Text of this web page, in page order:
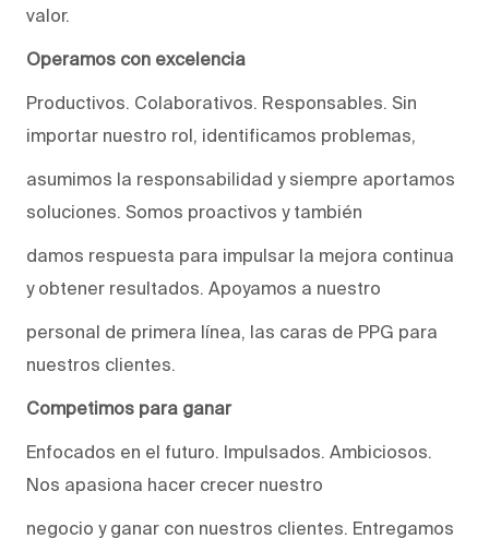
valor.
Operamos con excelencia
Productivos. Colaborativos. Responsables. Sin
importar nuestro rol, identificamos problemas,
asumimos la responsabilidad y siempre aportamos
soluciones. Somos proactivos y también
damos respuesta para impulsar la mejora continua
y obtener resultados. Apoyamos a nuestro
personal de primera línea, las caras de PPG para
nuestros clientes.
Competimos para ganar
Enfocados en el futuro. Impulsados. Ambiciosos.
Nos apasiona hacer crecer nuestro
negocio y ganar con nuestros clientes. Entregamos